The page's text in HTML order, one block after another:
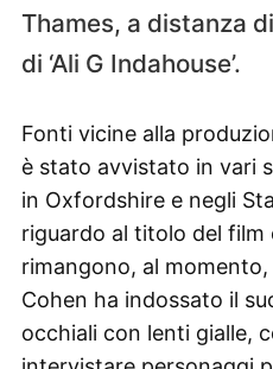
Thames, a distanza
di ‘Ali G Indahouse’.
Fonti vicine alla
è stato avvistato in vari
in Oxfordshire e negli
riguardo al titolo del film
rimangono, al
Cohen ha indossato il
occhiali con lenti gialle,